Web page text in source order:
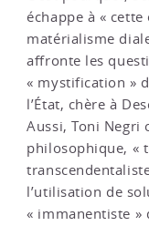
échappe à « cette
matérialisme
affronte les
« mystification »
l’État, chère à
Aussi, Toni Negri
philosophique, «
l’utilisation de
« immanentiste »